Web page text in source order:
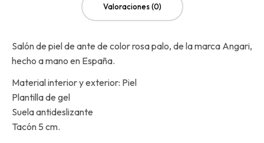
Valoraciones (0)
Salón de piel de ante de color rosa palo, de la marca Angari,
hecho a mano en España.
Material interior y exterior: Piel
Plantilla de gel
Suela antideslizante
Tacón 5 cm.